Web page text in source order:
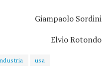
Giampaolo Sordini
Elvio Rotondo
usa